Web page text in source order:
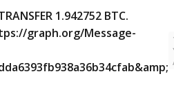
1.942752 BTC.
graph.org/Message-